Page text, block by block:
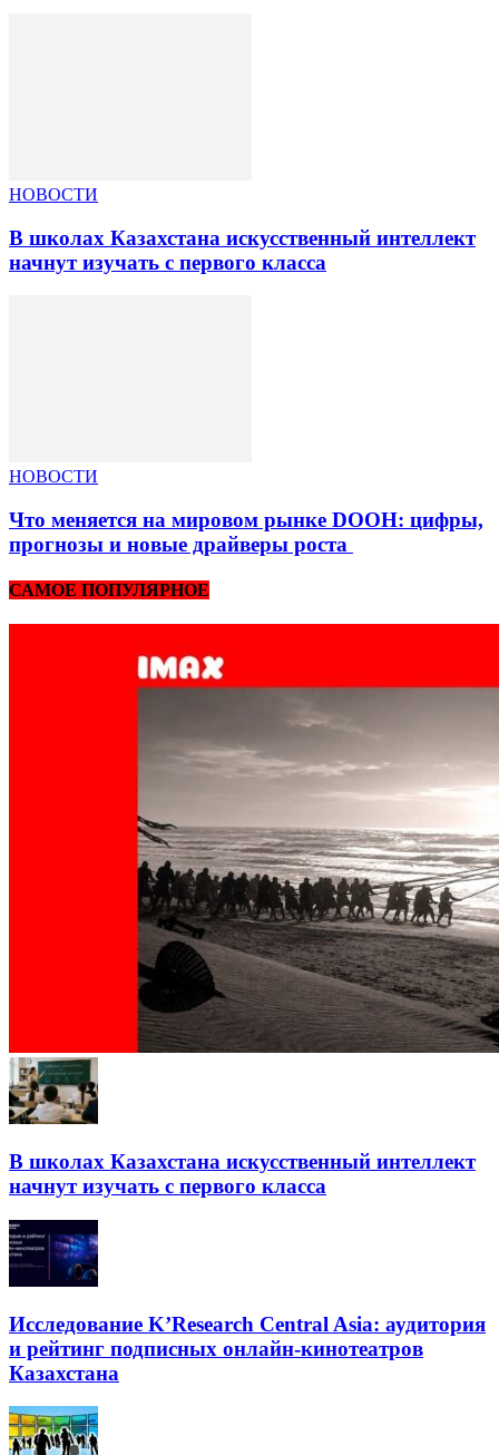
НОВОСТИ
В школах Казахстана искусственный интеллект
начнут изучать с первого класса
НОВОСТИ
Что меняется на мировом рынке DOOH: цифры,
прогнозы и новые драйверы роста
САМОЕ ПОПУЛЯРНОЕ
В школах Казахстана искусственный интеллект
начнут изучать с первого класса
Исследование K’Research Central Asia: аудитория
и рейтинг подписных онлайн-кинотеатров
Казахстана